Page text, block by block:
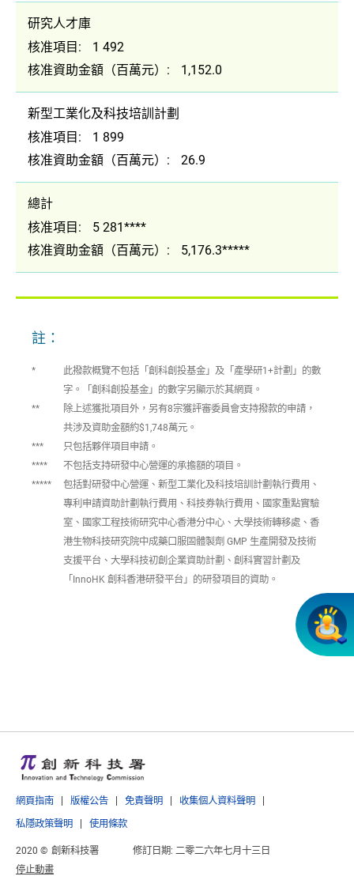
研究人才庫
核准項目:
1 492
核准資助金額（百萬元）:
1,152.0
新型工業化及科技培訓計劃
核准項目:
1 899
核准資助金額（百萬元）:
26.9
總計
核准項目:
5 281****
核准資助金額（百萬元）:
5,176.3*****
註：
*
此撥款概覽不包括「創科創投基金」及「產學研1+計劃」的數
字。「創科創投基金」的數字另顯示於其網頁。
**
除上述獲批項目外，另有8宗獲評審委員會支持撥款的申請，
共涉及資助金額約$1,748萬元。
***
只包括夥伴項目申請。
****
不包括支持研發中心營運的承擔額的項目。
*****
包括對研發中心營運、新型工業化及科技培訓計劃執行費用、
專利申請資助計劃執行費用、科技券執行費用、國家重點實驗
室、國家工程技術研究中心香港分中心、大學技術轉移處、香
港生物科技研究院中成藥口服固體製劑 GMP 生產開發及技術
支援平台、大學科技初創企業資助計劃、創科實習計劃及
「InnoHK 創科香港研發平台」的研發項目的資助。
網頁指南 版權公告 免責聲明
收集個人資料聲明
私隱政策聲明
使用條款
2020 © 創新科技署 修訂日期: 二零二六年七月十三日
停止動畫